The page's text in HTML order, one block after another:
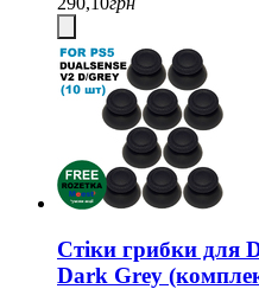
Стіки грибки для
Dark Grey